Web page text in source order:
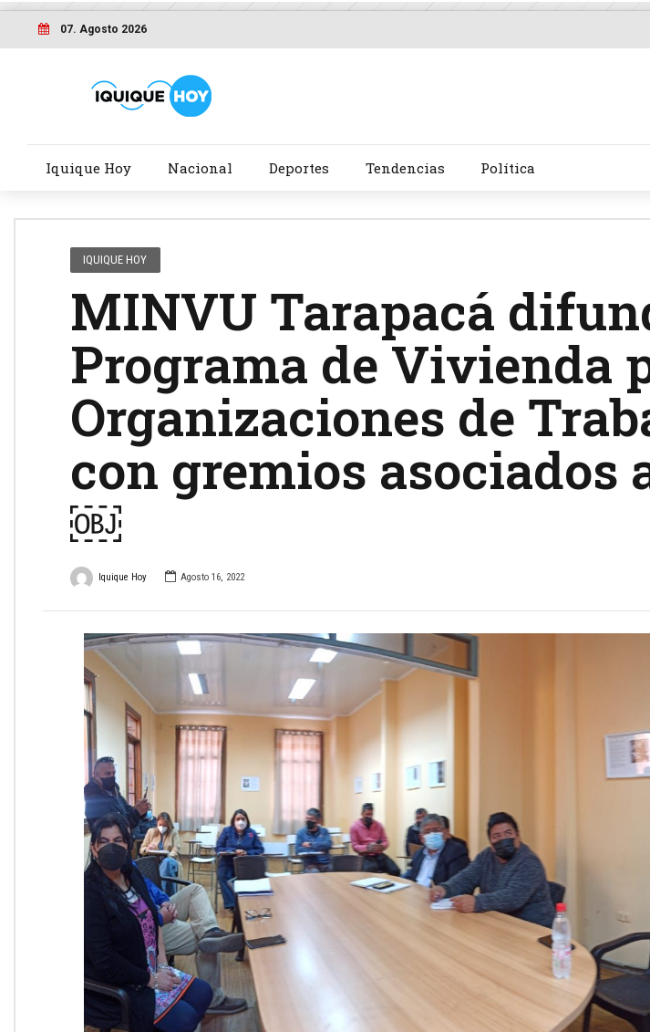
07. Agosto 2026
Iquique Hoy Nacional Deportes Tendencias Política
IQUIQUE HOY
MINVU Tarapacá
Programa de Vivienda
Organizaciones de
con gremios asociados
￼
Iquique Hoy Agosto 16, 2022